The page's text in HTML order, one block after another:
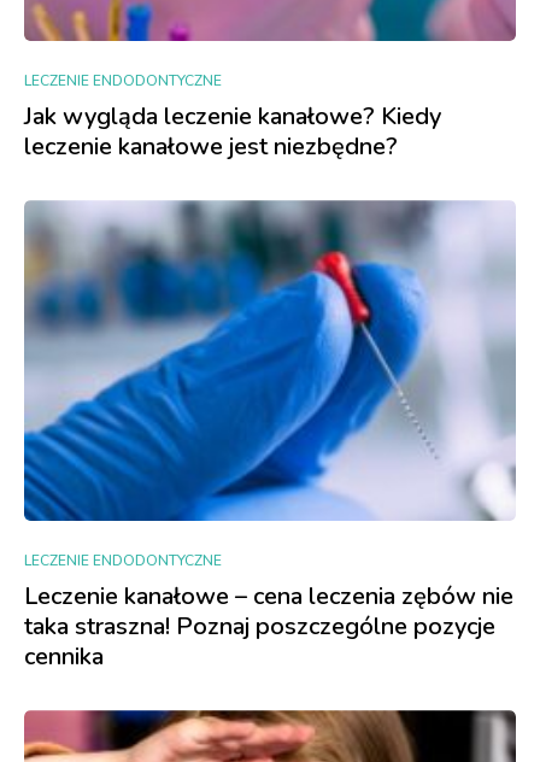
LECZENIE ENDODONTYCZNE
Jak wygląda leczenie kanałowe? Kiedy
leczenie kanałowe jest niezbędne?
LECZENIE ENDODONTYCZNE
Leczenie kanałowe – cena leczenia zębów nie
taka straszna! Poznaj poszczególne pozycje
cennika